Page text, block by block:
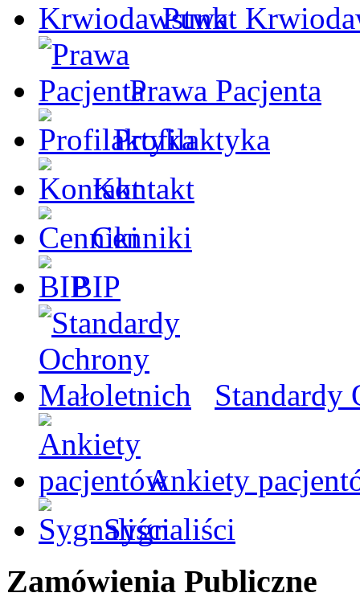
Punkt
Prawa Pacjenta
Profilaktyka
Kontakt
Cenniki
BIP
Standardy
Ankiety
Sygnaliści
Zamówienia Publiczne